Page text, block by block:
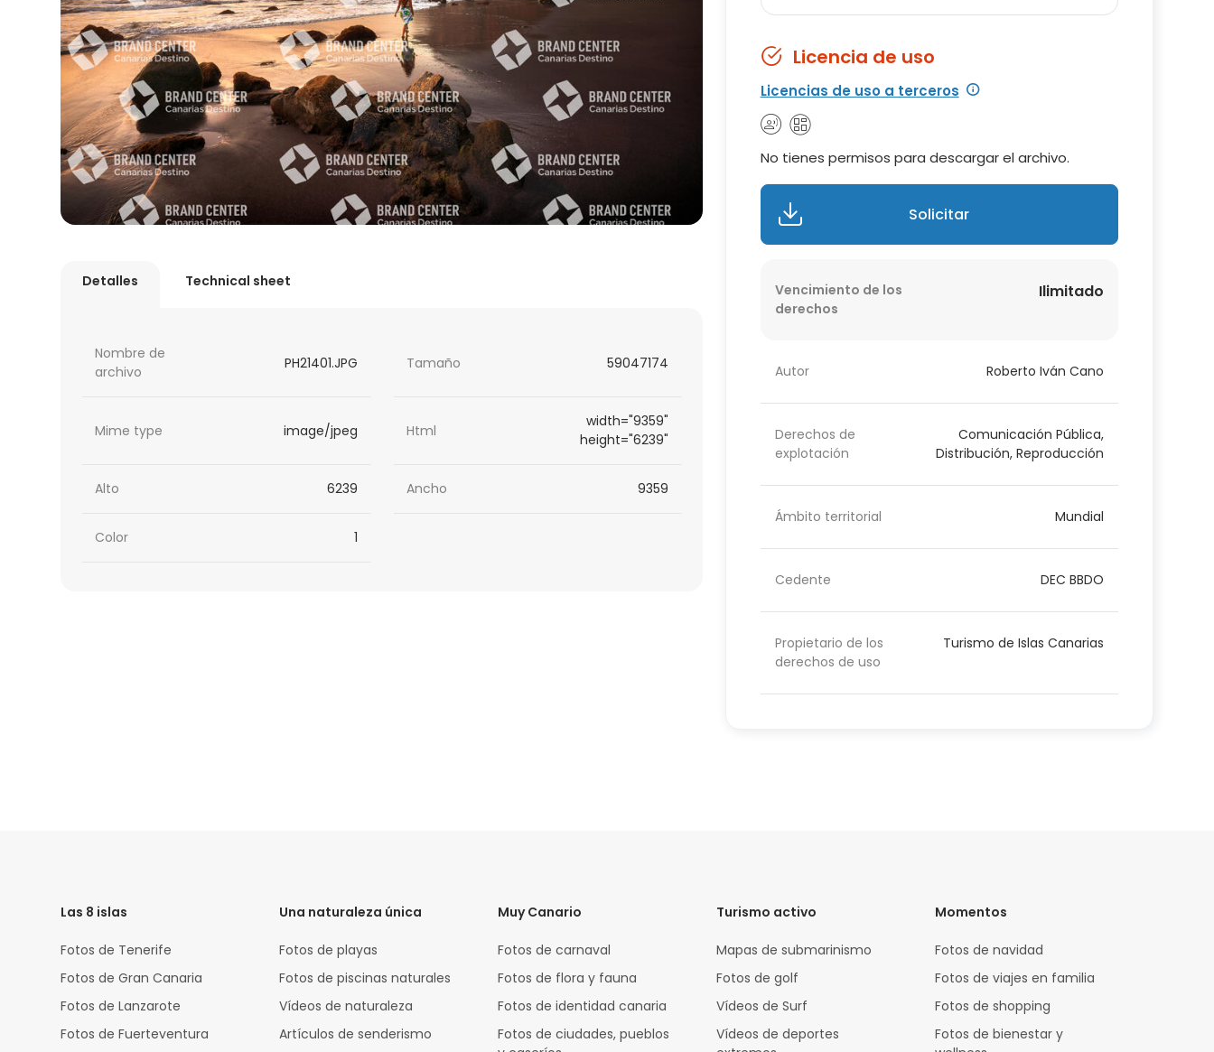
Detalles Technical sheet
Nombre de
archivo
PH21401.JPG Tamaño 59047174
Mime type image/jpeg Html
width="9359"
height="6239"
Alto 6239 Ancho 9359
Color 1
Licencia de uso
Licencias de uso a terceros
No tienes permisos para descargar el archivo.
Solicitar
Vencimiento de los
derechos
Ilimitado
Autor Roberto Iván Cano
Derechos de
explotación
Comunicación Pública,
Distribución, Reproducción
Ámbito territorial Mundial
Cedente DEC BBDO
Propietario de los
derechos de uso
Turismo de Islas Canarias
Las 8 islas
Fotos de Tenerife
Fotos de Gran Canaria
Fotos de Lanzarote
Fotos de Fuerteventura
Una naturaleza única
Fotos de playas
Fotos de piscinas naturales
Vídeos de naturaleza
Artículos de senderismo
Muy Canario
Fotos de carnaval
Fotos de flora y fauna
Fotos de identidad canaria
Fotos de ciudades, pueblos
Turismo activo
Mapas de submarinismo
Fotos de golf
Vídeos de Surf
Vídeos de deportes
Momentos
Fotos de navidad
Fotos de viajes en familia
Fotos de shopping
Fotos de bienestar y